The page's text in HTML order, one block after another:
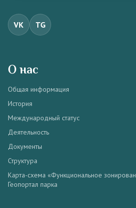
VK TG
О нас
Общая информация
История
Международный статус
Деятельность
Документы
Структура
Карта-схема «Функциональное
Геопортал парка